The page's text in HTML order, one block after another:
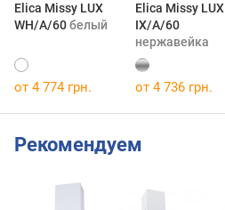
Elica Missy LUX
WH/A/60белый
Elica Missy LUX
IX/A/60
нержавейка
от 4 774 грн. от 4 736 грн.
Рекомендуем